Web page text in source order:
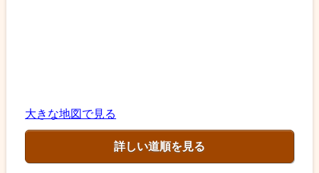
大きな地図で見る
詳しい道順を見る